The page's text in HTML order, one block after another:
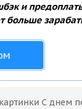
и
больше
С днем